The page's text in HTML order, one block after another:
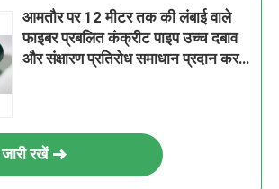
आमतौर पर 12 मीटर तक की लंबाई वाले
फाइबर प्रबलित कंक्रीट पाइप उच्च दबाव
और संक्षारण प्रतिरोध समाधान प्रदान करते
जारी रखें